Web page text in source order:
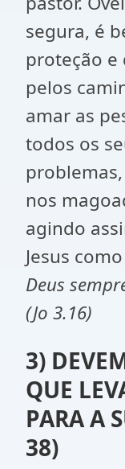
segura, é
proteção e
pelos
amar as
todos os
nos
agindo
Jesus
Deus
(Jo 3.16)
3)
QUE
PARA A
38)